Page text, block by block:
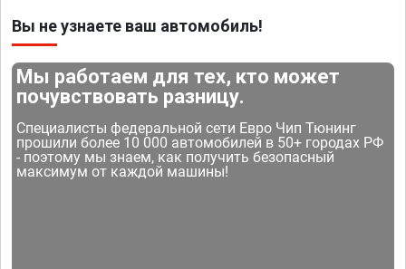
Вы не узнаете ваш автомобиль!
Мы работаем для тех, кто может
почувствовать разницу.
Специалисты федеральной сети Евро Чип Тюнинг
прошили более 10 000 автомобилей в 50+ городах РФ
- поэтому мы знаем, как получить безопасный
максимум от каждой машины!